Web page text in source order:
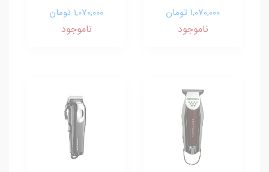
1,070,000 تومان
ناموجود
1,070,000 تومان
ناموجود